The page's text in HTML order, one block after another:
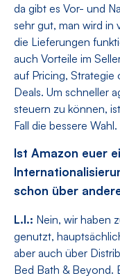
da gibt es Vor- und
sehr gut, man wird in
die Lieferungen
auch Vorteile im
auf Pricing, Strategie
Deals. Um schneller
steuern zu können,
Fall die bessere Wahl.
Ist Amazon euer
schon über
L.I.: Nein, wir haben
genutzt,
aber auch über
Bed Bath & Beyond.